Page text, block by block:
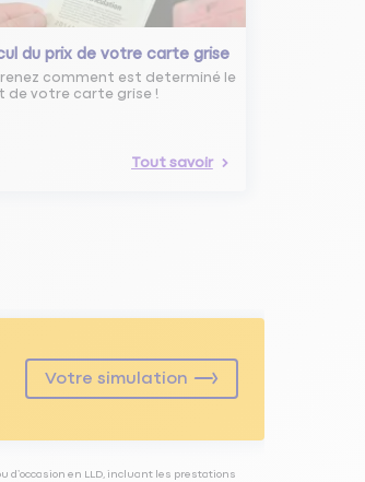
du prix de votre carte grise
comment est determiné le
de votre carte grise !
Tout savoir
Votre simulation
d’occasion en LLD, incluant les prestations